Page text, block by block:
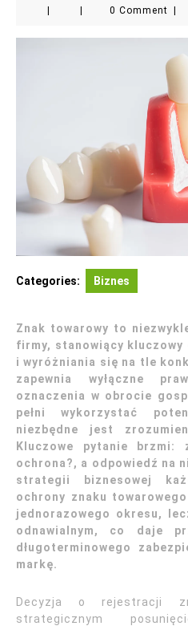
0 Comment
Categories: Biznes
Znak towarowy to
firmy, stanowiący kluczowy
i wyróżniania się na tle
zapewnia wyłączne
oznaczenia w obrocie
pełni wykorzystać
niezbędne jest
Kluczowe pytanie
ochrona?, a odpowiedź na
strategii biznesowej
ochrony znaku
jednorazowego okresu,
odnawialnym, co daje
długoterminowego
markę.
Decyzja o rejestracji
strategicznym